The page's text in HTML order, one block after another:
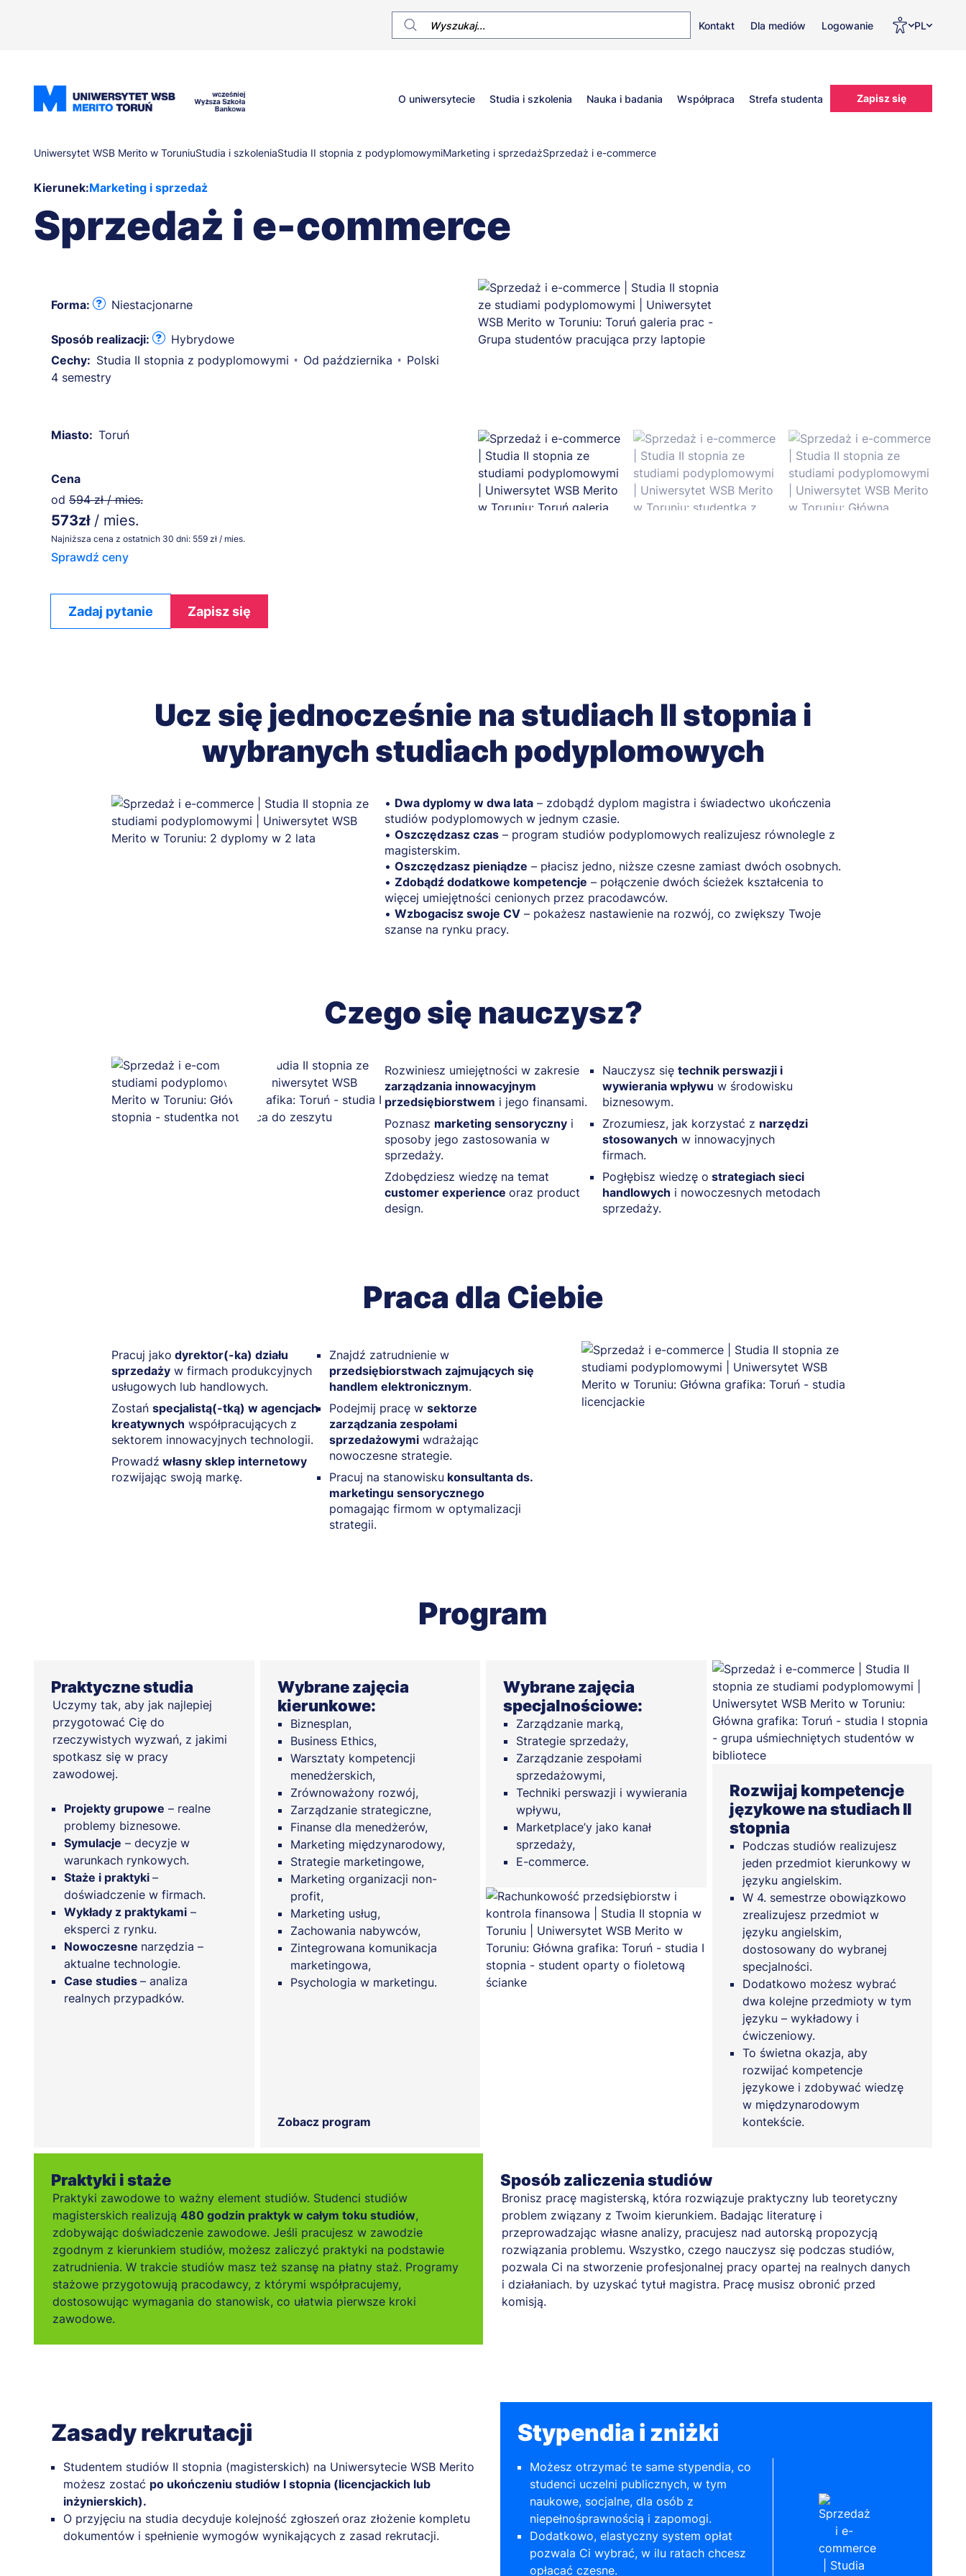
Top
Kontakt Dla mediów Logowanie PL
Główne
menu
O uniwersytecie Studia i szkolenia Nauka i badania Współpraca Strefa studenta Zapisz się
Ścieżka
nawigacyjna
Uniwersytet WSB Merito w ToruniuStudia i szkoleniaStudia II stopnia z podyplomowymiMarketing i sprzedażSprzedaż i e-commerce
Kierunek:Marketing i sprzedaż
Sprzedaż i e-commerce
Forma: Niestacjonarne
Sposób realizacji:
Hybrydowe
Cechy: Studia II stopnia z podyplomowymi Od października
Polski
4 semestry
Miasto: Toruń
Cena
od 594 zł / mies.
573zł / mies.
Najniższa cena z ostatnich 30 dni: 559 zł / mies.
Sprawdź ceny
Zadaj pytanie Zapisz się
Ucz się jednocześnie na studiach II stopnia i
wybranych studiach podyplomowych
• Dwa dyplomy w dwa lata – zdobądź dyplom magistra i świadectwo ukończenia
studiów podyplomowych w jednym czasie.
• Oszczędzasz czas – program studiów podyplomowych realizujesz równolegle z
magisterskim.
• Oszczędzasz pieniądze – płacisz jedno, niższe czesne zamiast dwóch osobnych.
• Zdobądź dodatkowe kompetencje – połączenie dwóch ścieżek kształcenia to
więcej umiejętności cenionych przez pracodawców.
• Wzbogacisz swoje CV – pokażesz nastawienie na rozwój, co zwiększy Twoje
szanse na rynku pracy.
Czego się nauczysz?
Rozwiniesz umiejętności w zakresie
zarządzania innowacyjnym
przedsiębiorstwem i jego finansami.
Poznasz marketing sensoryczny i
sposoby jego zastosowania w
sprzedaży.
Zdobędziesz wiedzę na temat
customer experience oraz product
design.
Nauczysz się technik perswazji i
wywierania wpływu w środowisku
biznesowym.
Zrozumiesz, jak korzystać z narzędzi
stosowanych w innowacyjnych
firmach.
Pogłębisz wiedzę o strategiach sieci
handlowych i nowoczesnych metodach
sprzedaży.
Praca dla Ciebie
Pracuj jako dyrektor(-ka) działu
sprzedaży w firmach produkcyjnych
usługowych lub handlowych.
Zostań specjalistą(-tką) w agencjach
kreatywnych współpracujących z
sektorem innowacyjnych technologii.
Prowadź własny sklep internetowy
rozwijając swoją markę.
Znajdź zatrudnienie w
przedsiębiorstwach zajmujących się
handlem elektronicznym.
Podejmij pracę w sektorze
zarządzania zespołami
sprzedażowymi wdrażając
nowoczesne strategie.
Pracuj na stanowisku konsultanta ds.
marketingu sensorycznego
pomagając firmom w optymalizacji
strategii.
Program
Praktyczne studia
Uczymy tak, aby jak najlepiej
przygotować Cię do
rzeczywistych wyzwań, z jakimi
spotkasz się w pracy
zawodowej.
Projekty grupowe – realne
problemy biznesowe.
Symulacje – decyzje w
warunkach rynkowych.
Staże i praktyki –
doświadczenie w firmach.
Wykłady z praktykami –
eksperci z rynku.
Nowoczesne narzędzia –
aktualne technologie.
Case studies – analiza
realnych przypadków.
Wybrane zajęcia
kierunkowe:
Biznesplan,
Business Ethics,
Warsztaty kompetencji
menedżerskich,
Zrównoważony rozwój,
Zarządzanie strategiczne,
Finanse dla menedżerów,
Marketing międzynarodowy,
Strategie marketingowe,
Marketing organizacji non-
profit,
Marketing usług,
Zachowania nabywców,
Zintegrowana komunikacja
marketingowa,
Psychologia w marketingu.
Zobacz program
Wybrane zajęcia
specjalnościowe:
Zarządzanie marką,
Strategie sprzedaży,
Zarządzanie zespołami
sprzedażowymi,
Techniki perswazji i wywierania
wpływu,
Marketplace’y jako kanał
sprzedaży,
E-commerce.
Rozwijaj kompetencje
językowe na studiach II
stopnia
Podczas studiów realizujesz
jeden przedmiot kierunkowy w
języku angielskim.
W 4. semestrze obowiązkowo
zrealizujesz przedmiot w
języku angielskim,
dostosowany do wybranej
specjalności.
Dodatkowo możesz wybrać
dwa kolejne przedmioty w tym
języku – wykładowy i
ćwiczeniowy.
To świetna okazja, aby
rozwijać kompetencje
językowe i zdobywać wiedzę
w międzynarodowym
kontekście.
Praktyki i staże
Praktyki zawodowe to ważny element studiów. Studenci studiów
magisterskich realizują 480 godzin praktyk w całym toku studiów,
zdobywając doświadczenie zawodowe. Jeśli pracujesz w zawodzie
zgodnym z kierunkiem studiów, możesz zaliczyć praktyki na podstawie
zatrudnienia. W trakcie studiów masz też szansę na płatny staż. Programy
stażowe przygotowują pracodawcy, z którymi współpracujemy,
dostosowując wymagania do stanowisk, co ułatwia pierwsze kroki
zawodowe.
Sposób zaliczenia studiów
Bronisz pracę magisterską, która rozwiązuje praktyczny lub teoretyczny
problem związany z Twoim kierunkiem. Badając literaturę i
przeprowadzając własne analizy, pracujesz nad autorską propozycją
rozwiązania problemu. Wszystko, czego nauczysz się podczas studiów,
pozwala Ci na stworzenie profesjonalnej pracy opartej na realnych danych
i działaniach. by uzyskać tytuł magistra. Pracę musisz obronić przed
komisją.
Zasady rekrutacji
Studentem studiów II stopnia (magisterskich) na Uniwersytecie WSB Merito
możesz zostać po ukończeniu studiów I stopnia (licencjackich lub
inżynierskich).
O przyjęciu na studia decyduje kolejność zgłoszeń oraz złożenie kompletu
dokumentów i spełnienie wymogów wynikających z zasad rekrutacji.
Stypendia i zniżki
Możesz otrzymać te same stypendia, co
studenci uczelni publicznych, w tym
naukowe, socjalne, dla osób z
niepełnośprawnością i zapomogi.
Dodatkowo, elastyczny system opłat
pozwala Ci wybrać, w ilu ratach chcesz
opłacać czesne.